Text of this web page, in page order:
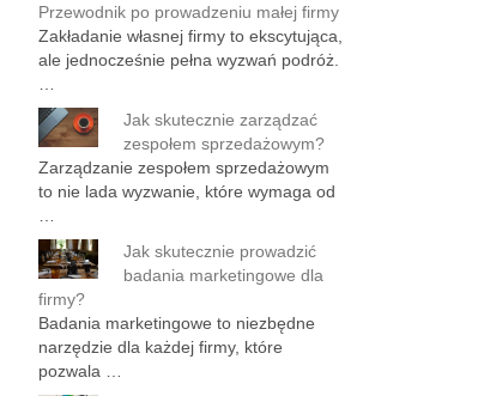
Przewodnik po prowadzeniu małej firmy
Zakładanie własnej firmy to ekscytująca,
ale jednocześnie pełna wyzwań podróż.
Jak skutecznie zarządzać
zespołem sprzedażowym?
Zarządzanie zespołem sprzedażowym
to nie lada wyzwanie, które wymaga od
Jak skutecznie prowadzić
badania marketingowe dla
firmy?
Badania marketingowe to niezbędne
narzędzie dla każdej firmy, które
pozwala …